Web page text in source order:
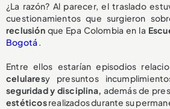
¿La razón? Al parecer, el traslado
cuestionamientos que surgieron
reclusiónque Epa Colombia en la
Bogotá .
Entre ellos estarían episodios
celularesy presuntos
seguridad y disciplina, además de
estéticosrealizados durante su